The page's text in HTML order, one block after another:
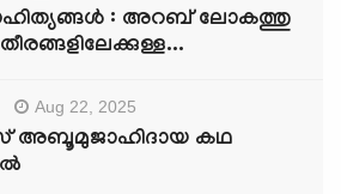
: അറബ് ലോകത്തു
Aug 22, 2025
അബൂമുജാഹിദായ കഥ